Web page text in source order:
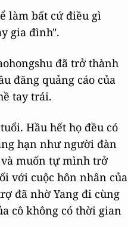
làm bất cứ điều gì
gia đình".
đã trở thành
đăng quảng cáo của
tay trái.
Hầu hết họ đều có
hạn như người đàn
muốn tự mình trở
với cuộc hôn nhân của
đã nhờ Yang đi cùng
cô không có thời gian